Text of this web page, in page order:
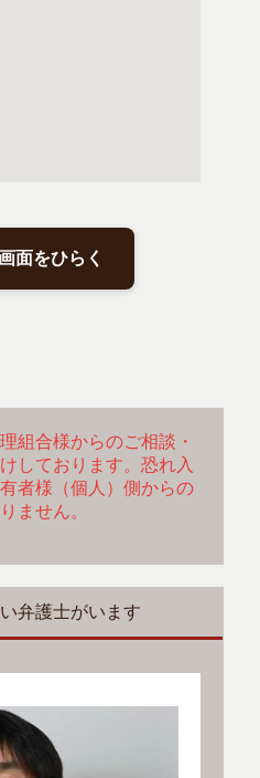
面をひらく
組合様からのご相談・
しております。恐れ入
者様（個人）側からの
ません。
弁護士がいます